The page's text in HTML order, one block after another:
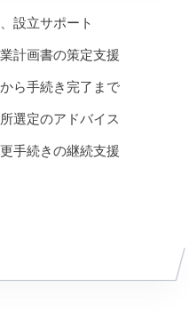
設立サポート
計画書の策定支援
ら手続き完了まで
選定のアドバイス
手続きの継続支援